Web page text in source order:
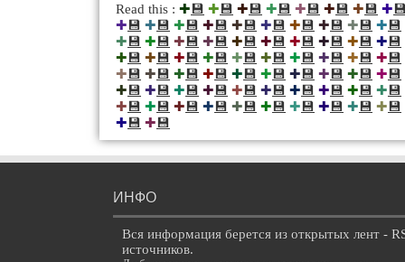
Read this : ✚💾 ✚💾 ✚💾 ✚💾 ✚💾 ✚💾 ✚💾 ✚
✚💾 ✚💾 ✚💾 ✚💾 ✚💾 ✚💾 ✚💾 ✚💾 ✚💾 ✚💾
✚💾 ✚💾 ✚💾 ✚💾 ✚💾 ✚💾 ✚💾 ✚💾 ✚💾 ✚💾
✚💾 ✚💾 ✚💾 ✚💾 ✚💾 ✚💾 ✚💾 ✚💾 ✚💾 ✚💾
✚💾 ✚💾 ✚💾 ✚💾 ✚💾 ✚💾 ✚💾 ✚💾 ✚💾 ✚💾
✚💾 ✚💾 ✚💾 ✚💾 ✚💾 ✚💾 ✚💾 ✚💾 ✚💾 ✚💾
✚💾 ✚💾 ✚💾 ✚💾 ✚💾 ✚💾 ✚💾 ✚💾 ✚💾 ✚💾
✚💾 ✚💾
ИНФО
Вся информация берется из открытых лент -
источников.